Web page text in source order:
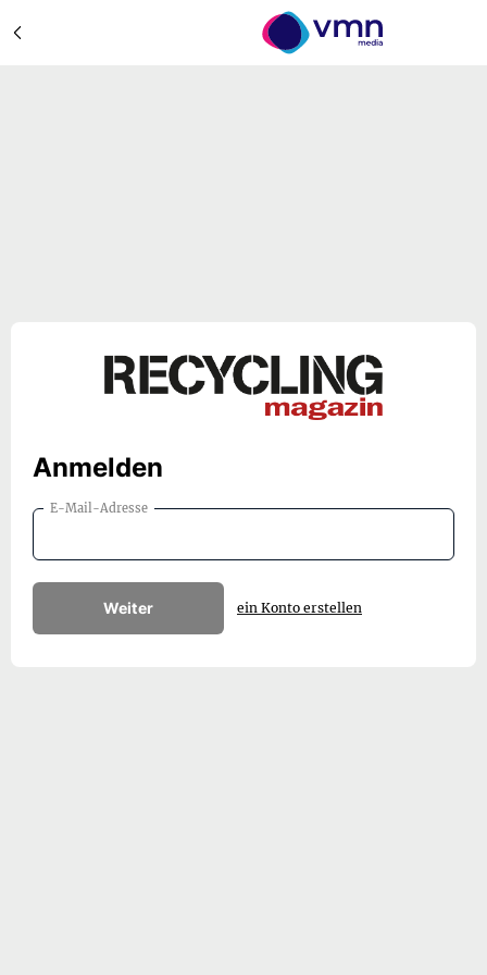
Anmelden
E-Mail-Adresse
Weiter ein Konto erstellen